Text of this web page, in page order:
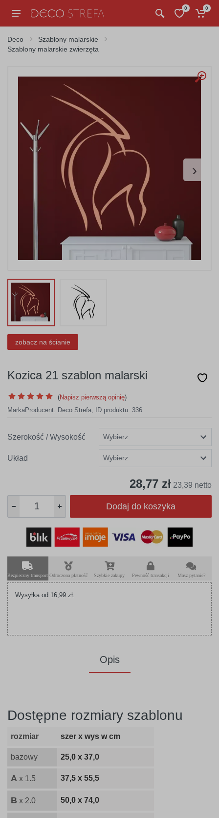
0 0
Deco
Szablony malarskie
Szablony malarskie zwierzęta
›
zobacz na ścianie
Kozica 21 szablon malarski
(Napisz pierwszą opinię)
MarkaProducent: Deco Strefa, ID produktu: 336
Szerokość / Wysokość
Układ
28,77 zł 23,39 netto
Dodaj do koszyka
Bezpieczny transport Odroczona płatność Szybkie zakupy Pewność transakcji Masz pytanie?
Wysyłka od 16,99 zł.
Opis
Dostępne rozmiary szablonu
rozmiar szer x wys w cm
bazowy 25,0 x 37,0
A x 1.5 37,5 x 55,5
B x 2.0 50,0 x 74,0